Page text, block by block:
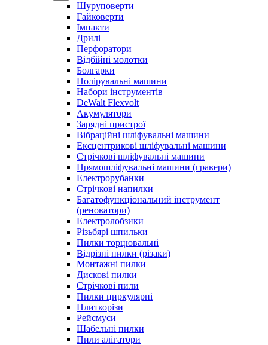
Шуруповерти
Гайковерти
Імпакти
Дрилі
Перфоратори
Відбійні молотки
Болгарки
Полірувальні машини
Набори інструментів
DeWalt Flexvolt
Акумулятори
Зарядні пристрої
Вібраційні шліфувальні машини
Ексцентрикові шліфувальні машини
Стрічкові шліфувальні машини
Прямошліфувальні машини (гравери)
Електрорубанки
Стрічкові напилки
Багатофункціональний інструмент
(реноватори)
Електролобзики
Різьбярі шпильки
Пилки торцювальні
Відрізні пилки (різаки)
Монтажні пилки
Дискові пилки
Стрічкові пили
Пилки циркулярні
Плиткорізи
Рейсмуси
Шабельні пилки
Пили алігатори